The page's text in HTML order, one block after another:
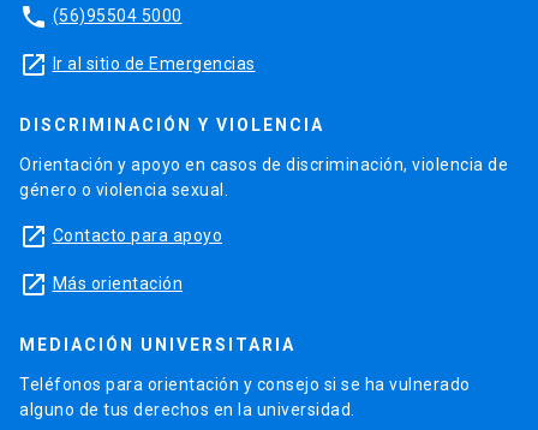
phone (56)95504 5000
launch Ir al sitio de Emergencias
DISCRIMINACIÓN Y VIOLENCIA
Orientación y apoyo en casos de discriminación, violencia de
género o violencia sexual.
launch Contacto para apoyo
launch Más orientación
MEDIACIÓN UNIVERSITARIA
Teléfonos para orientación y consejo si se ha vulnerado
alguno de tus derechos en la universidad.